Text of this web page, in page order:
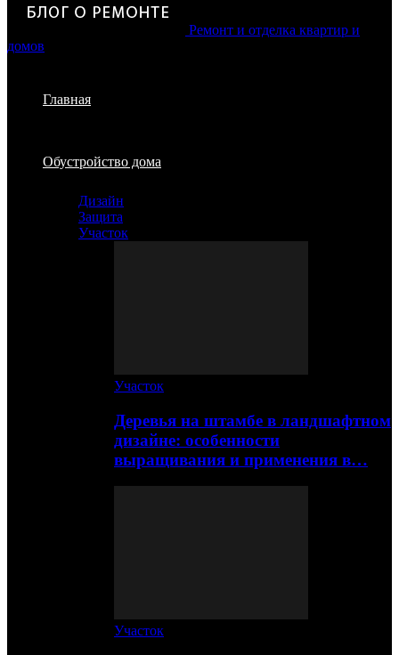
Ремонт и отделка квартир и
домов
Главная
Обустройство дома
Дизайн
Защита
Участок
Участок
Деревья на штамбе в ландшафтном
дизайне: особенности
выращивания и применения в…
Участок